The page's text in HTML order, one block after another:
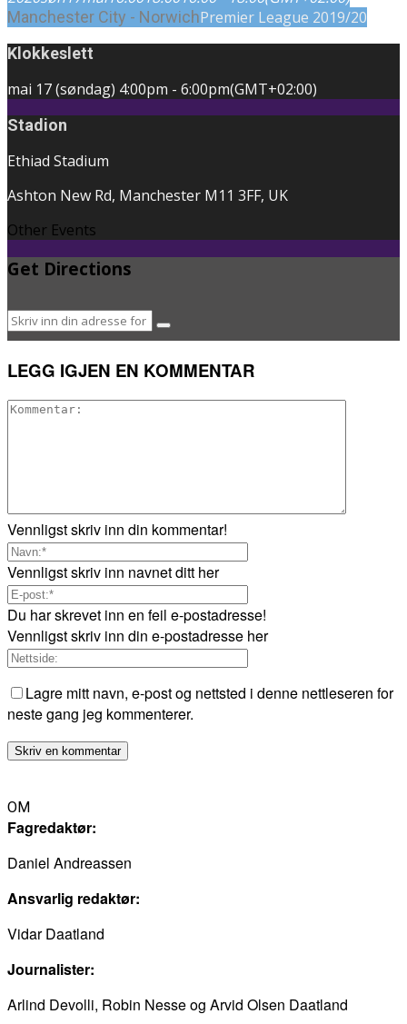
Manchester City - NorwichPremier League 2019/20
Klokkeslett
mai 17 (søndag) 4:00pm - 6:00pm(GMT+02:00)
Stadion
Ethiad Stadium
Ashton New Rd, Manchester M11 3FF, UK
Other Events
Get Directions
LEGG IGJEN EN KOMMENTAR
Vennligst skriv inn din kommentar!
Vennligst skriv inn navnet ditt her
Du har skrevet inn en feil e-postadresse!
Vennligst skriv inn din e-postadresse her
Lagre mitt navn, e-post og nettsted i denne nettleseren for
neste gang jeg kommenterer.
OM
Fagredaktør:
Daniel Andreassen
Ansvarlig redaktør:
Vidar Daatland
Journalister:
Arlind Devolli, Robin Nesse og Arvid Olsen Daatland